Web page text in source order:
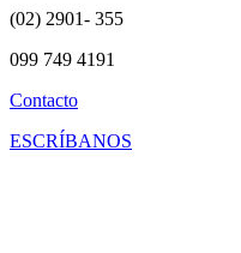
(02) 2901- 355
099 749 4191
Contacto
ESCRÍBANOS